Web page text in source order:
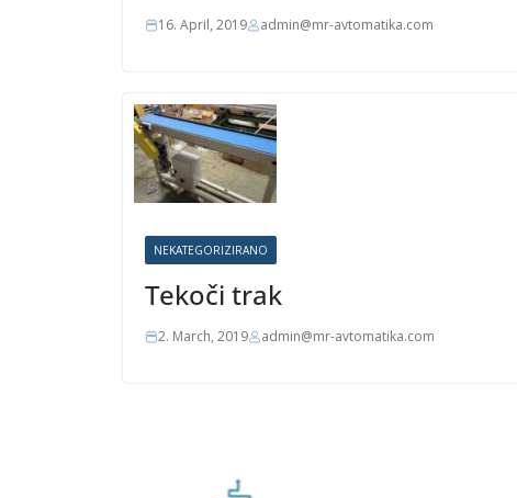
16. April, 2019 admin@mr-avtomatika.com
NEKATEGORIZIRANO
Tekoči trak
2. March, 2019 admin@mr-avtomatika.com